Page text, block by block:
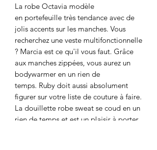
La robe Octavia modèle
en portefeuille très tendance avec de
jolis accents sur les manches. Vous
recherchez une veste multifonctionnelle
? Marcia est ce qu'il vous faut. Grâce
aux manches zippées, vous aurez un
bodywarmer en un rien de
temps. Ruby doit aussi absolument
figurer sur votre liste de couture à faire.
La douillette robe sweat se coud en un
rien de temps et est un plaisir à porter.